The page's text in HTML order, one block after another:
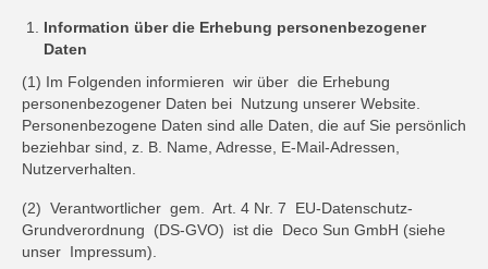
Information über die Erhebung personenbezogener
Daten
(1) Im Folgenden informieren wir über die Erhebung
personenbezogener Daten bei Nutzung unserer Website.
Personenbezogene Daten sind alle Daten, die auf Sie persönlich
beziehbar sind, z. B. Name, Adresse, E-Mail-Adressen,
Nutzerverhalten.
(2) Verantwortlicher gem. Art. 4 Nr. 7 EU-Datenschutz-
Grundverordnung (DS-GVO) ist die Deco Sun GmbH (siehe
unser Impressum).